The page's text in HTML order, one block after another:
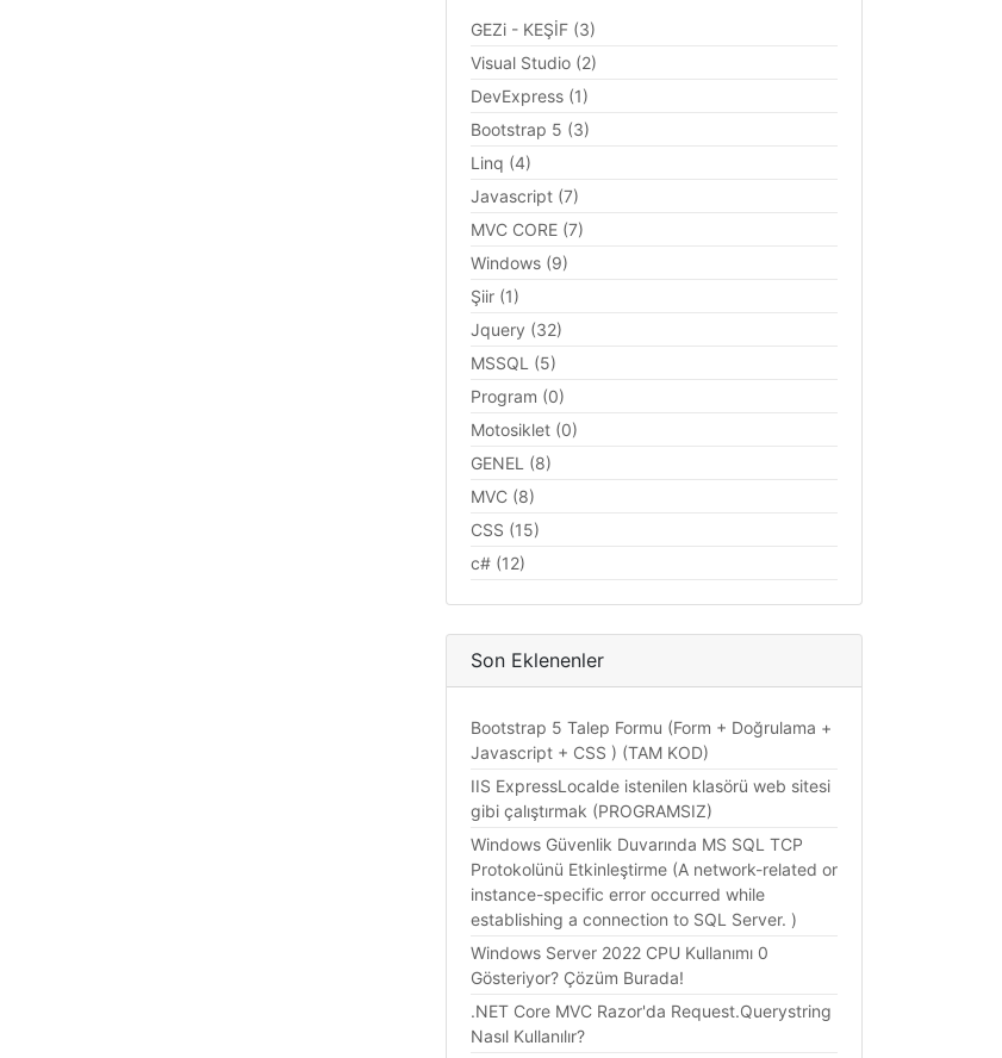
GEZi - KEŞİF (3)
Visual Studio (2)
DevExpress (1)
Bootstrap 5 (3)
Linq (4)
Javascript (7)
MVC CORE (7)
Windows (9)
Şiir (1)
Jquery (32)
MSSQL (5)
Program (0)
Motosiklet (0)
GENEL (8)
MVC (8)
CSS (15)
c# (12)
Son Eklenenler
Bootstrap 5 Talep Formu (Form + Doğrulama +
Javascript + CSS ) (TAM KOD)
IIS ExpressLocalde istenilen klasörü web sitesi
gibi çalıştırmak (PROGRAMSIZ)
Windows Güvenlik Duvarında MS SQL TCP
Protokolünü Etkinleştirme (A network-related or
instance-specific error occurred while
establishing a connection to SQL Server. )
Windows Server 2022 CPU Kullanımı 0
Gösteriyor? Çözüm Burada!
.NET Core MVC Razor'da Request.Querystring
Nasıl Kullanılır?